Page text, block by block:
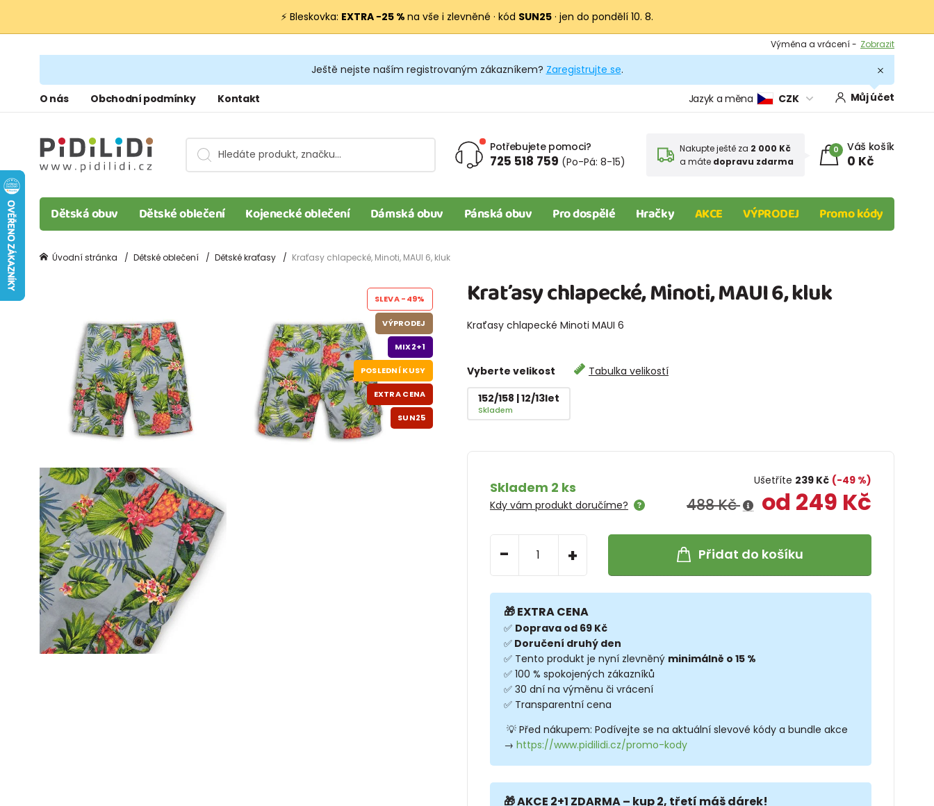
⚡ Bleskovka: EXTRA −25 % na vše i zlevněné · kód SUN25 · jen do pondělí 10. 8.
Výměna a vrácení - Zobrazit
Podmínky
Ještě nejste naším registrovaným zákazníkem? Zaregistrujte se.
O nás Obchodní podmínky Kontakt Jazyk a měna CZK Můj účet
Potřebujete pomoci?
725 518 759 (Po-Pá: 8-15)
Nakupte ještě za 2 000 Kč
a máte dopravu zdarma
0 Váš košík
0 Kč
Dětská obuv Dětské oblečení Kojenecké oblečení Dámská obuv Pánská obuv Pro dospělé Hračky AKCE VÝPRODEJ Promo kódy
Úvodní stránka Dětské oblečení Dětské kraťasy Kraťasy chlapecké, Minoti, MAUI 6, kluk
Kraťasy chlapecké, Minoti, MAUI 6, kluk
Kraťasy chlapecké Minoti MAUI 6
Vyberte velikost
Tabulka velikostí
152/158 | 12/13let
Skladem
Skladem 2 ks
Kdy vám produkt doručíme?
Ušetříte 239 Kč (-49 %)
488 Kč od 249 Kč
- + Přidat do košíku
🎁 EXTRA CENA
✅ Doprava od 69 Kč
✅Doručení druhý den
✅ Tento produkt je nyní zlevněný minimálně o 15 %
✅ 100 % spokojených zákazníků
✅ 30 dní na výměnu či vrácení
✅ Transparentní cena
💡 Před nákupem: Podívejte se na aktuální slevové kódy a bundle akce
→ https://www.pidilidi.cz/promo-kody
🎁 AKCE 2+1 ZDARMA – kup 2, třetí máš dárek!
SLEVA-49%
VÝPRODEJ
MIX2+1
POSLEDNÍ KUSY
EXTRA CENA
SUN25